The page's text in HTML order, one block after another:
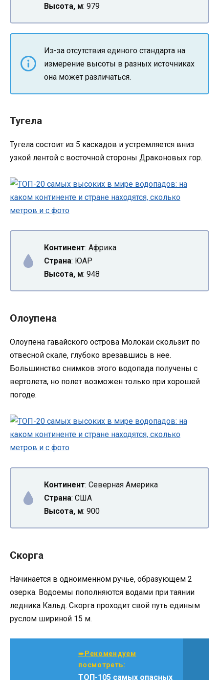
Высота, м: 979
Из-за отсутствия единого стандарта на
измерение высоты в разных источниках
она может различаться.
Тугела
Тугела состоит из 5 каскадов и устремляется вниз
узкой лентой с восточной стороны Драконовых гор.
Континент: Африка
Страна: ЮАР
Высота, м: 948
Олоупена
Олоупена гавайского острова Молокаи скользит по
отвесной скале, глубоко врезавшись в нее.
Большинство снимков этого водопада получены с
вертолета, но полет возможен только при хорошей
погоде.
Континент: Северная Америка
Страна: США
Высота, м: 900
Скорга
Начинается в одноименном ручье, образующем 2
озерка. Водоемы пополняются водами при таянии
ледника Кальд. Скорга проходит свой путь единым
руслом шириной 15 м.
➨Рекомендуем
посмотреть:
ТОП-105 самых опасных